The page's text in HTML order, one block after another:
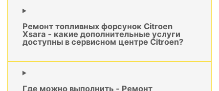
Ремонт топливных форсунок Citroen
Xsara - какие дополнительные услуги
доступны в сервисном центре Citroen?
Где можно выполнить - Ремонт